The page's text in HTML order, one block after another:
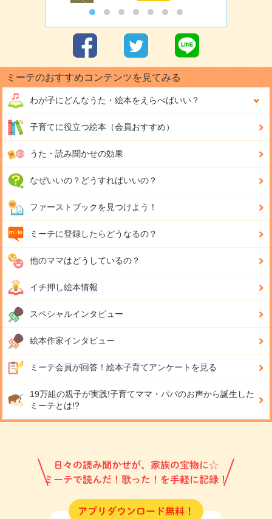
ミーテのおすすめコンテンツを見てみる
わが子にどんなうた・絵本をえらべばいい？
子育てに役立つ絵本（会員おすすめ）
うた・読み聞かせの効果
なぜいいの？どうすればいいの？
ファーストブックを見つけよう！
ミーテに登録したらどうなるの？
他のママはどうしているの？
イチ押し絵本情報
スペシャルインタビュー
絵本作家インタビュー
ミーテ会員が回答！ 絵本子育てアンケートを見る
19万組の親子が実践!子育てママ・パパのお声から誕生した
ミーテとは!?
日々の読み聞かせが、家族の宝物に☆
ミーテで読んだ！歌った！を手軽に記録！
アプリダウンロード無料！